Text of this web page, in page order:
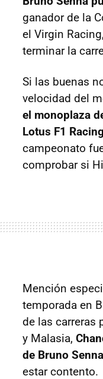
ganador de la
el Virgin
terminar la
Si las buenas
velocidad del
el monoplaza
Lotus F1 Racing
campeonato
comprobar si
Mención
temporada en
de las carreras
y Malasia,
de Bruno Senna
estar contento.